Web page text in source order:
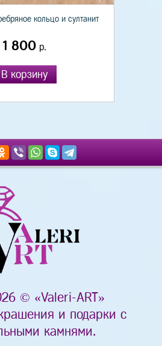
кольцо и султанит
1 800р.
В корзину
© «Valeri-ART»
и подарки с
камнями.